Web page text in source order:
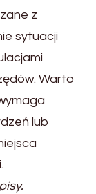
z
sytuacji
Warto
lub